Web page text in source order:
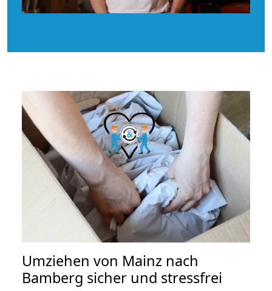
Umziehen von Mainz nach
Bamberg sicher und stressfrei